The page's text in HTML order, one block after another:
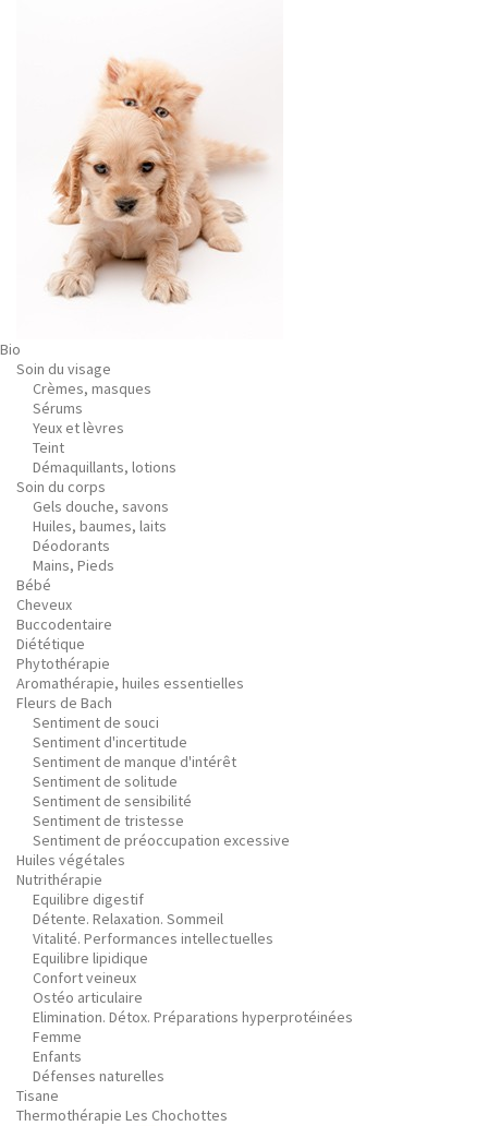
Bio
Soin du visage
Crèmes, masques
Sérums
Yeux et lèvres
Teint
Démaquillants, lotions
Soin du corps
Gels douche, savons
Huiles, baumes, laits
Déodorants
Mains, Pieds
Bébé
Cheveux
Buccodentaire
Diététique
Phytothérapie
Aromathérapie, huiles essentielles
Fleurs de Bach
Sentiment de souci
Sentiment d'incertitude
Sentiment de manque d'intérêt
Sentiment de solitude
Sentiment de sensibilité
Sentiment de tristesse
Sentiment de préoccupation excessive
Huiles végétales
Nutrithérapie
Equilibre digestif
Détente. Relaxation. Sommeil
Vitalité. Performances intellectuelles
Equilibre lipidique
Confort veineux
Ostéo articulaire
Elimination. Détox. Préparations hyperprotéinées
Femme
Enfants
Défenses naturelles
Tisane
Thermothérapie Les Chochottes